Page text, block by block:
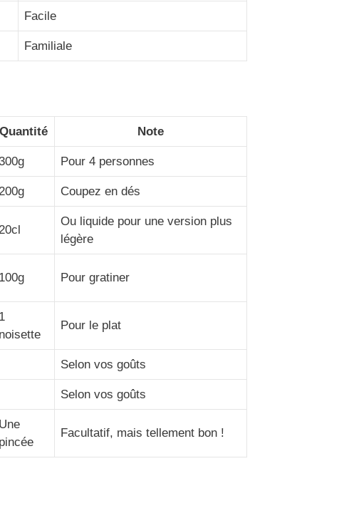
Facile
Familiale
Quantité Note
Pour 4 personnes
Coupez en dés
Ou liquide pour une version plus
légère
100g Pour gratiner
1
noisette
Pour le plat
Selon vos goûts
Selon vos goûts
Une
pincée
Facultatif, mais tellement bon !